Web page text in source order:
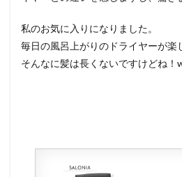
私のお気に入りになりました。
毎日の風呂上がりのドライヤーが楽
そんなに髪は長くないですけどね！